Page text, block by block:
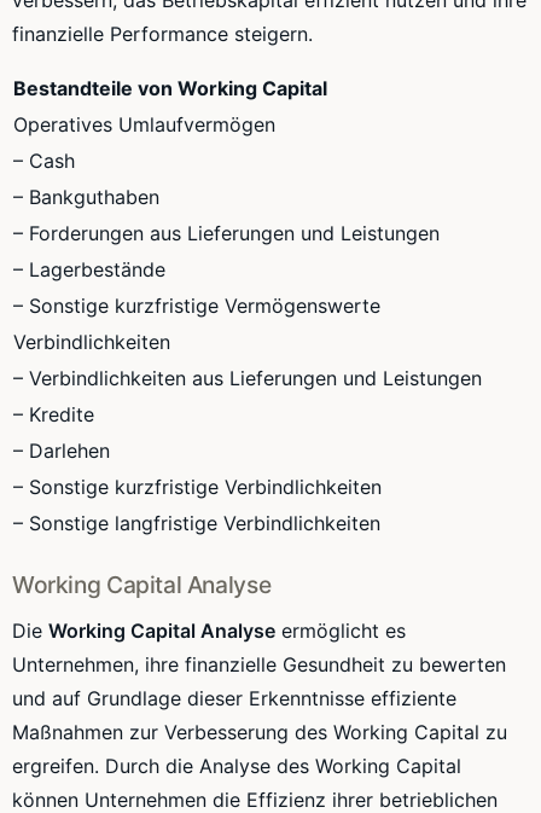
finanzielle Performance steigern.
Bestandteile von Working Capital
Operatives Umlaufvermögen
– Cash
– Bankguthaben
– Forderungen aus Lieferungen und Leistungen
– Lagerbestände
– Sonstige kurzfristige Vermögenswerte
Verbindlichkeiten
– Verbindlichkeiten aus Lieferungen und Leistungen
– Kredite
– Darlehen
– Sonstige kurzfristige Verbindlichkeiten
– Sonstige langfristige Verbindlichkeiten
Working Capital Analyse
Die Working Capital Analyse ermöglicht es
Unternehmen, ihre finanzielle Gesundheit zu bewerten
und auf Grundlage dieser Erkenntnisse effiziente
Maßnahmen zur Verbesserung des Working Capital zu
ergreifen. Durch die Analyse des Working Capital
können Unternehmen die Effizienz ihrer betrieblichen